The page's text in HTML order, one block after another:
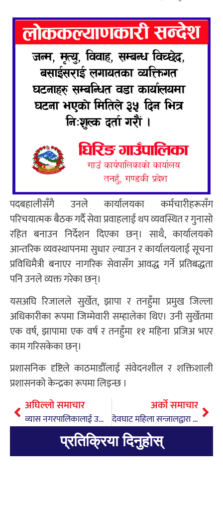
पदबहालीसँगै उनले कार्यालयका कर्मचारीहरूसँग
परिचयात्मक बैठक गर्दै सेवा प्रवाहलाई थप व्यवस्थित र गुनासो
रहित बनाउन निर्देशन दिएका छन्। साथै, कार्यालयको
आन्तरिक व्यवस्थापनमा सुधार ल्याउन र कार्यालयलाई सूचना
प्रविधिमैत्री बनाएर नागरिक सेवासँग आवद्ध गर्ने प्रतिबद्धता
पनि उनले व्यक्त गरेका छन्।
यसअघि रिजालले सुर्खेत, झापा र तनहुँमा प्रमुख जिल्ला
अधिकारीका रूपमा जिम्मेवारी सम्हालेका थिए। उनी सुर्खेतमा
एक वर्ष, झापामा एक वर्ष र तनहुँमा ११ महिना प्रजिअ भएर
काम गरिसकेका छन्।
प्रशासनिक दृष्टिले काठमाडौँलाई संवेदनशील र शक्तिशाली
प्रशासनको केन्द्रका रूपमा लिइन्छ ।
अघिल्लो समाचार
व्यास नगरपालिकालाई उत्कृष्ट नगरपालिका बनाउने प्रमुख प्रशाशसकीय अधिकृत लम्सालको प्रतिबद्धता
अर्को समाचार
देवघाट महिला सन्जालद्वारा तीज विशेष कार्यक्रम आयोजना
प्रतिक्रिया दिनुहोस्